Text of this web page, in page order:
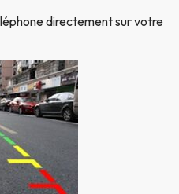
directement sur votre